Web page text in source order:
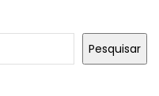
Pesquisar